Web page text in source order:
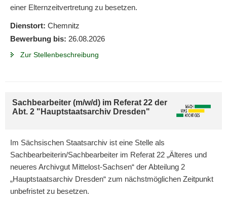
einer Elternzeitvertretung zu besetzen.
Dienstort: Chemnitz
Bewerbung bis: 26.08.2026
Zur Stellenbeschreibung
Sachbearbeiter (m/w/d) im Referat 22 der
Abt. 2 "Hauptstaatsarchiv Dresden"
Im Sächsischen Staatsarchiv ist eine Stelle als
Sachbearbeiterin/Sachbearbeiter im Referat 22 „Älteres und
neueres Archivgut Mittelost-Sachsen“ der Abteilung 2
„Hauptstaatsarchiv Dresden“ zum nächstmöglichen Zeitpunkt
unbefristet zu besetzen.